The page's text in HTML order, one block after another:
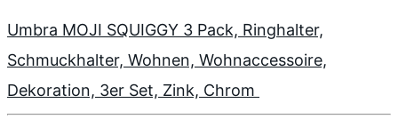
Umbra MOJI SQUIGGY 3 Pack, Ringhalter,
Schmuckhalter, Wohnen, Wohnaccessoire,
Dekoration, 3er Set, Zink, Chrom